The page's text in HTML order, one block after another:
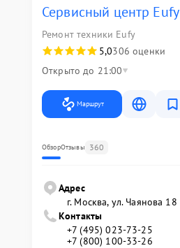
Сервисный центр Eufy
Ремонт техники Eufy
5,0306 оценки
Открыто до 21:00
Маршрут
ОбзорОтзывы 360
Адрес
г. Москва, ул. Чаянова 18
Контакты
+7 (495) 023-73-25
+7 (800) 100-33-26